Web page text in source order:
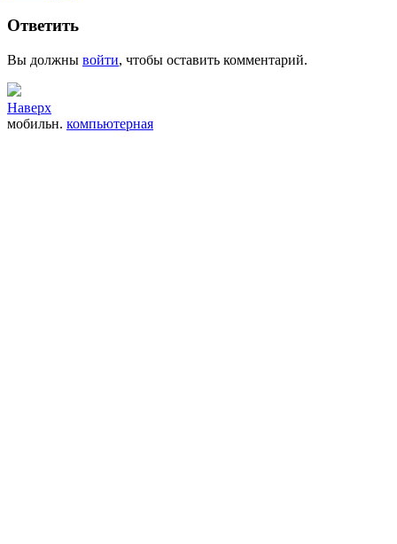
Ответить
Вы должны войти, чтобы оставить комментарий.
Наверх
мобильн. компьютерная